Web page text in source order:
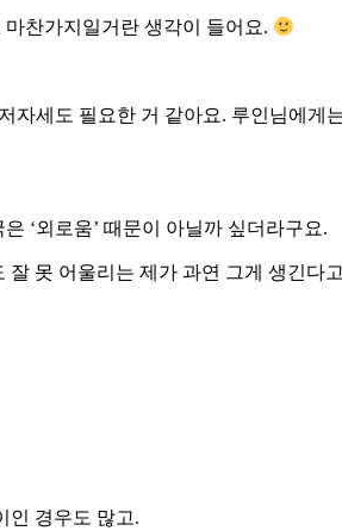
찬가지일거란 생각이 들어요.
자세도 필요한 거 같아요. 루인님에
‘외로움’ 때문이 아닐까 싶더라구요.
못 어울리는 제가 과연 그게 생긴다
인 경우도 많고.